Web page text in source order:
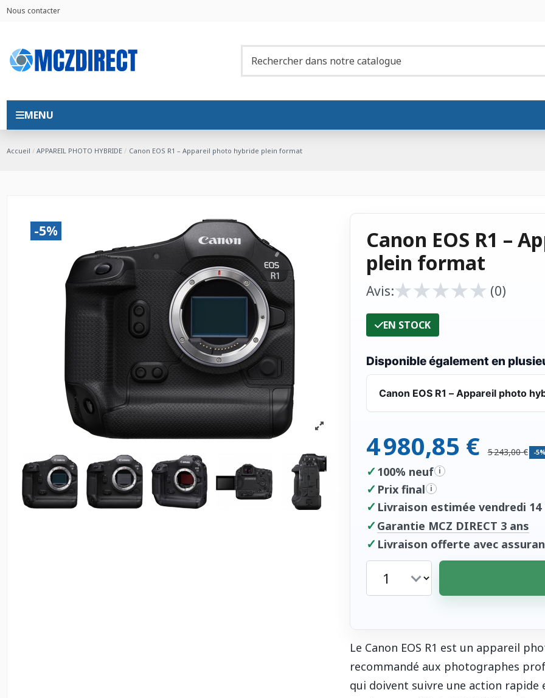
Nous contacter
MENU
Accueil APPAREIL PHOTO HYBRIDE Canon EOS R1 – Appareil photo hybride plein format
-5%
Canon EOS R1 –
plein format
Avis:★
★★
★★
★★
★★
★ (0)
EN STOCK
Disponible également en
Canon EOS R1 – Appareil photo
4 980,85 € 5 243,00 € -
✓ 100% neuf i
✓ Prix final i
✓ Livraison estimée vendredi
✓ Garantie MCZ DIRECT 3 ans
✓ Livraison offerte avec
Le Canon EOS R1 est un appareil
recommandé aux photographes
qui doivent suivre une action rapide